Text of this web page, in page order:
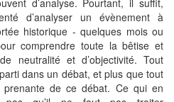
d’analyser un évènement à
historique - quelques mois ou
comprendre toute la bêtise et
neutralité et d’objectivité. Tout
dans un débat, et plus que tout
prenante de ce débat. Ce qui en